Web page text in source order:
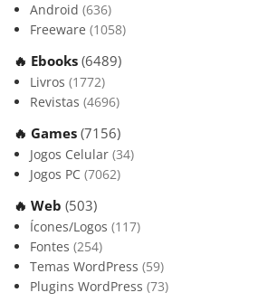
Android (636)
Freeware (1058)
🔥 Ebooks (6489)
Livros (1772)
Revistas (4696)
🔥 Games (7156)
Jogos Celular (34)
Jogos PC (7062)
🔥 Web (503)
Ícones/Logos (117)
Fontes (254)
Temas WordPress (59)
Plugins WordPress (73)